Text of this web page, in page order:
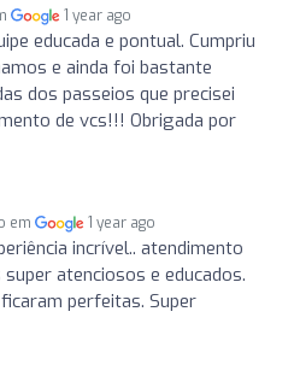
1 year ago
educada e pontual. Cumpriu
e ainda foi bastante
dos passeios que precisei
de vcs!!! Obrigada por
em 1 year ago
incrível.. atendimento
atenciosos e educados.
perfeitas. Super